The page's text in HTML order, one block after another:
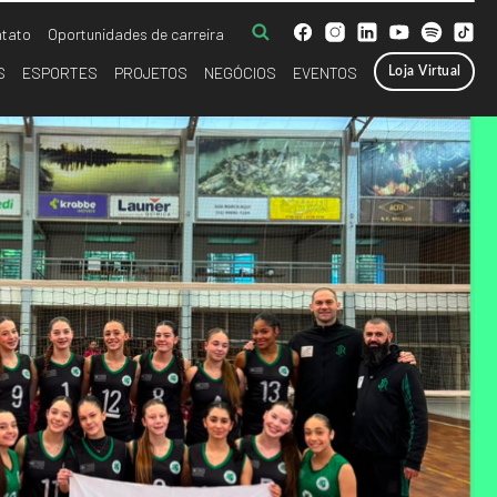
ESPORTES PROJETOS NEGÓCIOS EVENTOS Loja Virtual
Oportunidades de carreira